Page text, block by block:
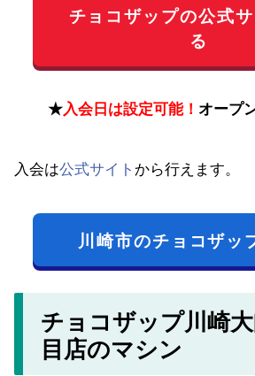
チョコザップの公式
る
★入会日は設定可能！ オープ
入会は公式サイト から行えます。
川崎市のチョコザッ
チョコザップ川崎
目店のマシン